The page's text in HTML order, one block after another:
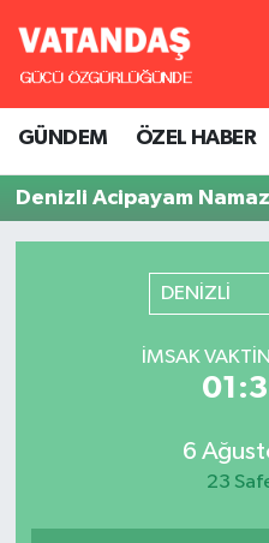
GÜNDEM ÖZEL HABER
Denizli Acipayam
DENİZLİ
İMSAK
6
23
GÜNDEM
Hava Durumu
Süper Lig Puan
Tüm Manşetler